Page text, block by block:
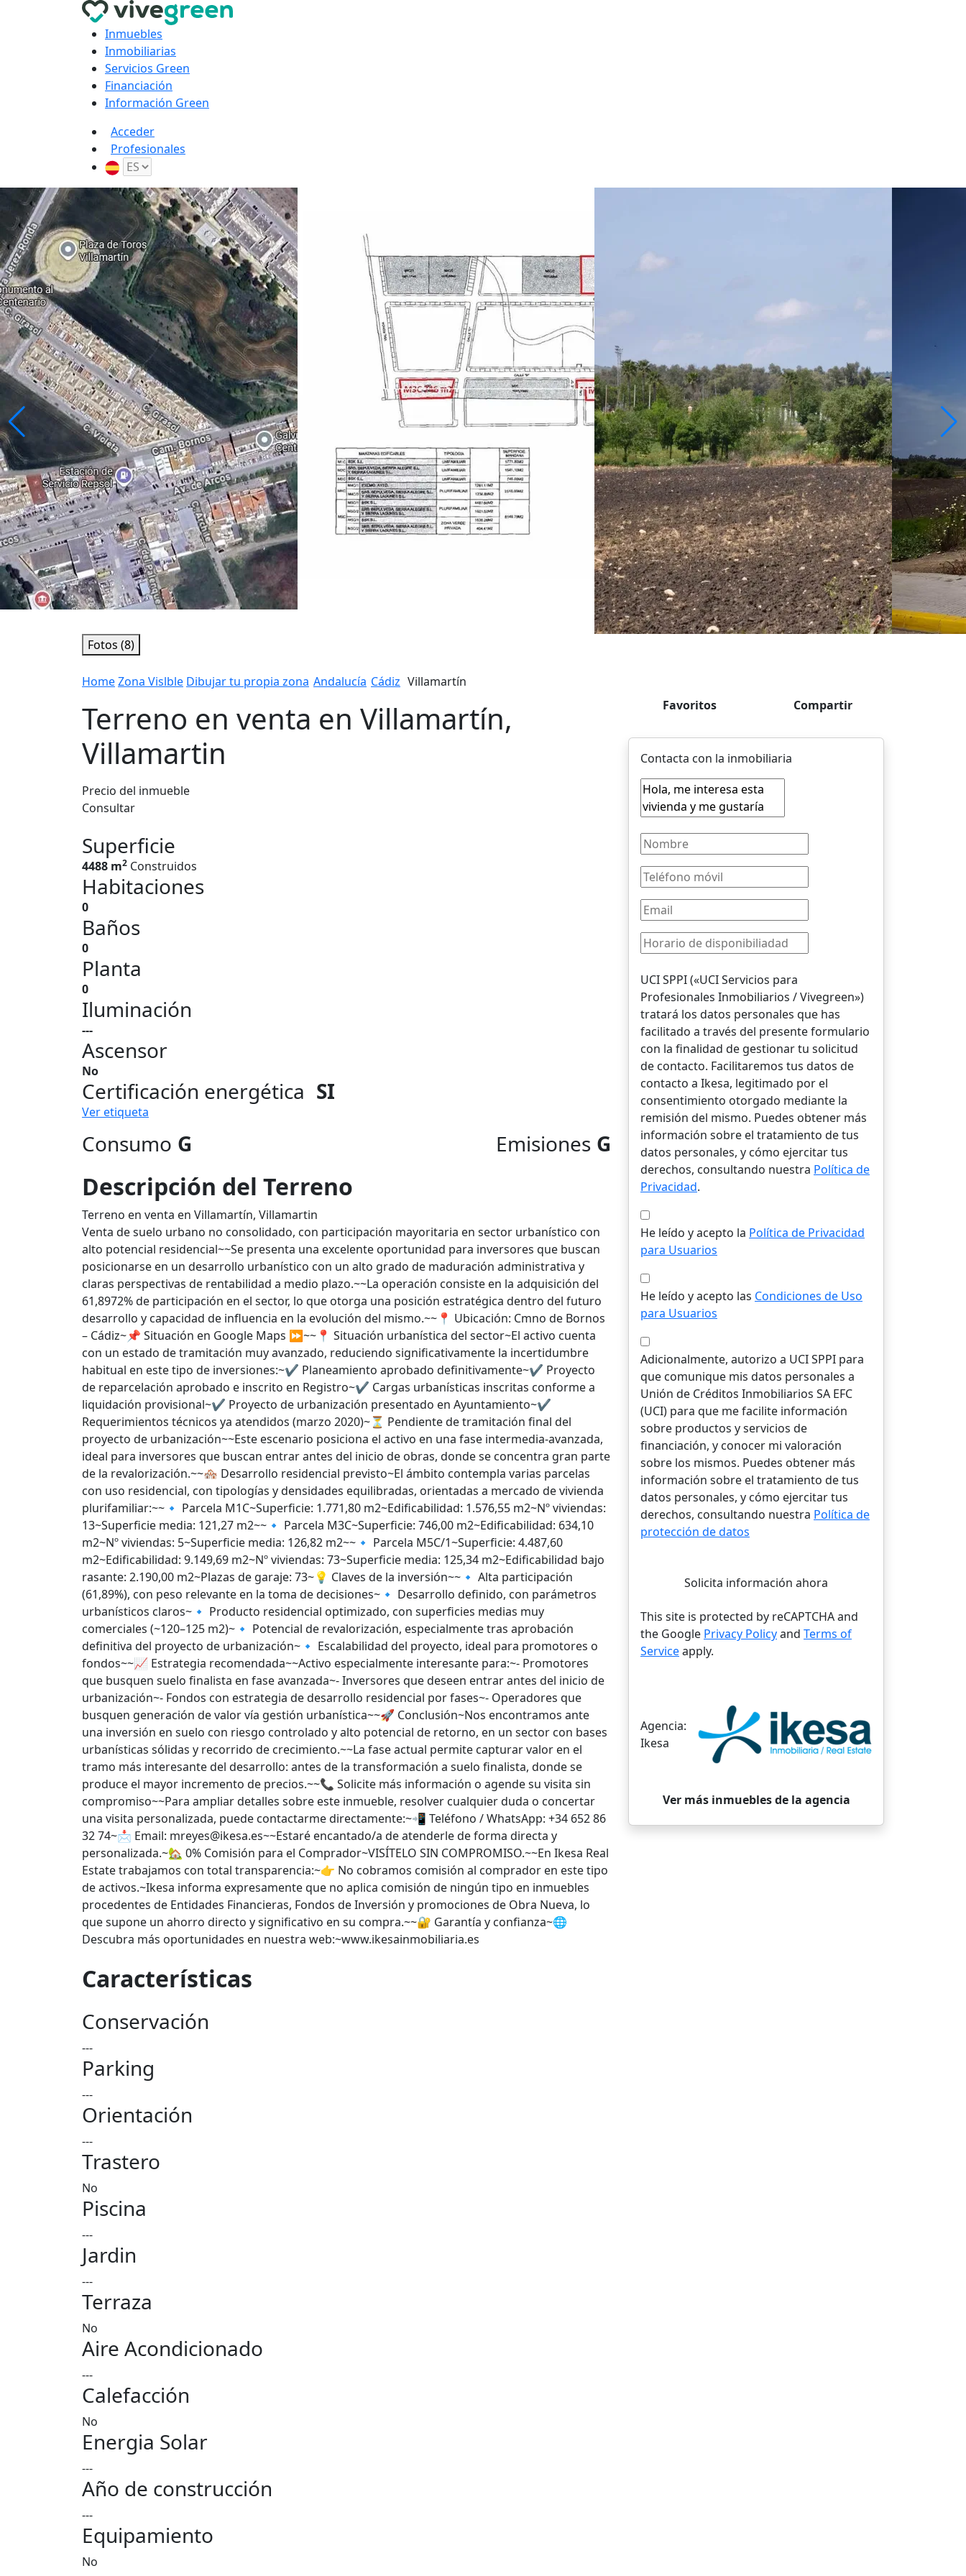
Inmuebles
Inmobiliarias
Servicios Green
Financiación
Información Green
Acceder
Profesionales
Fotos (8)
HomeZona Vislble Dibujar tu propia zona Andalucía Cádiz Villamartín
Terreno en venta en Villamartín,
Villamartin
Precio del inmueble
Consultar
Superficie
4488 m2 Construidos
Habitaciones
0
Baños
0
Planta
0
Iluminación
---
Ascensor
No
Certificación energética SI
Ver etiqueta
Consumo G Emisiones G
Descripción del Terreno
Terreno en venta en Villamartín, Villamartin
Venta de suelo urbano no consolidado, con participación mayoritaria en sector urbanístico con
alto potencial residencial~~Se presenta una excelente oportunidad para inversores que buscan
posicionarse en un desarrollo urbanístico con un alto grado de maduración administrativa y
claras perspectivas de rentabilidad a medio plazo.~~La operación consiste en la adquisición del
61,8972% de participación en el sector, lo que otorga una posición estratégica dentro del futuro
desarrollo y capacidad de influencia en la evolución del mismo.~~📍 Ubicación: Cmno de Bornos
– Cádiz~📌 Situación en Google Maps ⏩~~📍 Situación urbanística del sector~El activo cuenta
con un estado de tramitación muy avanzado, reduciendo significativamente la incertidumbre
habitual en este tipo de inversiones:~✔️ Planeamiento aprobado definitivamente~✔️ Proyecto
de reparcelación aprobado e inscrito en Registro~✔️ Cargas urbanísticas inscritas conforme a
liquidación provisional~✔️ Proyecto de urbanización presentado en Ayuntamiento~✔️
Requerimientos técnicos ya atendidos (marzo 2020)~⏳ Pendiente de tramitación final del
proyecto de urbanización~~Este escenario posiciona el activo en una fase intermedia-avanzada,
ideal para inversores que buscan entrar antes del inicio de obras, donde se concentra gran parte
de la revalorización.~~🏘️ Desarrollo residencial previsto~El ámbito contempla varias parcelas
con uso residencial, con tipologías y densidades equilibradas, orientadas a mercado de vivienda
plurifamiliar:~~🔹 Parcela M1C~Superficie: 1.771,80 m2~Edificabilidad: 1.576,55 m2~Nº viviendas:
13~Superficie media: 121,27 m2~~🔹 Parcela M3C~Superficie: 746,00 m2~Edificabilidad: 634,10
m2~Nº viviendas: 5~Superficie media: 126,82 m2~~🔹 Parcela M5C/1~Superficie: 4.487,60
m2~Edificabilidad: 9.149,69 m2~Nº viviendas: 73~Superficie media: 125,34 m2~Edificabilidad bajo
rasante: 2.190,00 m2~Plazas de garaje: 73~💡 Claves de la inversión~~🔹 Alta participación
(61,89%), con peso relevante en la toma de decisiones~🔹 Desarrollo definido, con parámetros
urbanísticos claros~🔹 Producto residencial optimizado, con superficies medias muy
comerciales (~120–125 m2)~🔹 Potencial de revalorización, especialmente tras aprobación
definitiva del proyecto de urbanización~🔹 Escalabilidad del proyecto, ideal para promotores o
fondos~~📈 Estrategia recomendada~~Activo especialmente interesante para:~- Promotores
que busquen suelo finalista en fase avanzada~- Inversores que deseen entrar antes del inicio de
urbanización~- Fondos con estrategia de desarrollo residencial por fases~- Operadores que
busquen generación de valor vía gestión urbanística~~🚀 Conclusión~Nos encontramos ante
una inversión en suelo con riesgo controlado y alto potencial de retorno, en un sector con bases
urbanísticas sólidas y recorrido de crecimiento.~~La fase actual permite capturar valor en el
tramo más interesante del desarrollo: antes de la transformación a suelo finalista, donde se
produce el mayor incremento de precios.~~📞 Solicite más información o agende su visita sin
compromiso~~Para ampliar detalles sobre este inmueble, resolver cualquier duda o concertar
una visita personalizada, puede contactarme directamente:~📲 Teléfono / WhatsApp: +34 652 86
32 74~📩 Email: mreyes@ikesa.es~~Estaré encantado/a de atenderle de forma directa y
personalizada.~🏡 0% Comisión para el Comprador~VISÍTELO SIN COMPROMISO.~~En Ikesa Real
Estate trabajamos con total transparencia:~👉 No cobramos comisión al comprador en este tipo
de activos.~Ikesa informa expresamente que no aplica comisión de ningún tipo en inmuebles
procedentes de Entidades Financieras, Fondos de Inversión y promociones de Obra Nueva, lo
que supone un ahorro directo y significativo en su compra.~~🔐 Garantía y confianza~🌐
Descubra más oportunidades en nuestra web:~www.ikesainmobiliaria.es
Características
Conservación
---
Parking
---
Orientación
---
Trastero
No
Piscina
---
Jardin
---
Terraza
No
Aire Acondicionado
---
Calefacción
No
Energia Solar
---
Año de construcción
---
Equipamiento
No
Favoritos Compartir
Contacta con la inmobiliaria
UCI SPPI («UCI Servicios para
Profesionales Inmobiliarios / Vivegreen»)
tratará los datos personales que has
facilitado a través del presente formulario
con la finalidad de gestionar tu solicitud
de contacto. Facilitaremos tus datos de
contacto a Ikesa, legitimado por el
consentimiento otorgado mediante la
remisión del mismo. Puedes obtener más
información sobre el tratamiento de tus
datos personales, y cómo ejercitar tus
derechos, consultando nuestra Política de
Privacidad.
He leído y acepto la Política de Privacidad
para Usuarios
He leído y acepto las Condiciones de Uso
para Usuarios
Adicionalmente, autorizo a UCI SPPI para
que comunique mis datos personales a
Unión de Créditos Inmobiliarios SA EFC
(UCI) para que me facilite información
sobre productos y servicios de
financiación, y conocer mi valoración
sobre los mismos. Puedes obtener más
información sobre el tratamiento de tus
datos personales, y cómo ejercitar tus
derechos, consultando nuestra Política de
protección de datos
Solicita información ahora
This site is protected by reCAPTCHA and
the Google Privacy Policyand Terms of
Serviceapply.
Agencia:
Ikesa
Ver más inmuebles de la agencia